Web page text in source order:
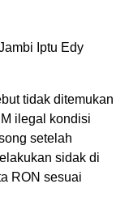
Iptu Edy
tidak ditemukan
ilegal kondisi
setelah
sidak di
RON sesuai